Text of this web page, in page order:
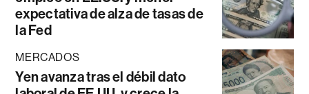
expectativa de alza de tasas de
la Fed
MERCADOS
Yen avanza tras el débil dato